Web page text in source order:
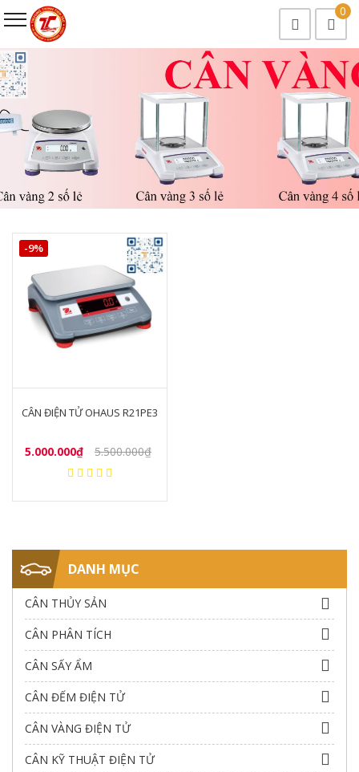
0
-9%
CÂN ĐIỆN TỬ OHAUS R21PE3
5.000.000₫ 5.500.000₫
DANH MỤC
CÂN THỦY SẢN
CÂN PHÂN TÍCH
CÂN SẤY ẨM
CÂN ĐẾM ĐIỆN TỬ
CÂN VÀNG ĐIỆN TỬ
CÂN KỸ THUẬT ĐIỆN TỬ